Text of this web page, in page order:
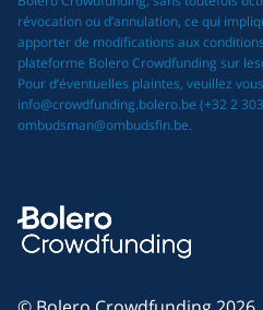
révocation ou d’annulation, ce qui
apporter de modifications aux
plateforme Bolero Crowdfunding sur
Pour d’éventuelles plaintes, veuillez
info@crowdfunding.bolero.be (+32 2
ombudsman@ombudsfin.be.